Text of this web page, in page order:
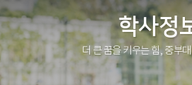
학사정
더 큰 꿈을 키우는 힘, 중부